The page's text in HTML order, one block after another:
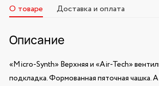
О товаре Доставка и оплата
Описание
«Micro-Synth» Верхняя и «Air-Tech»
подкладка. Формованная пяточная чашка.